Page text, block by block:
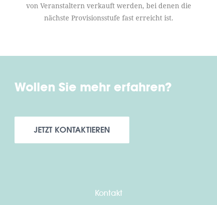
von Veranstaltern verkauft werden, bei denen die
nächste Provisionsstufe fast erreicht ist.
Wollen Sie mehr erfahren?
JETZT KONTAKTIEREN
Kontakt